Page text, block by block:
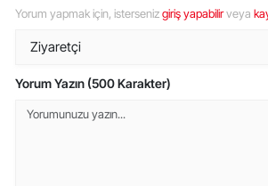
Yorum yapmak için, istersenizgiriş yapabilirveya
Yorum Yazın (500 Karakter)